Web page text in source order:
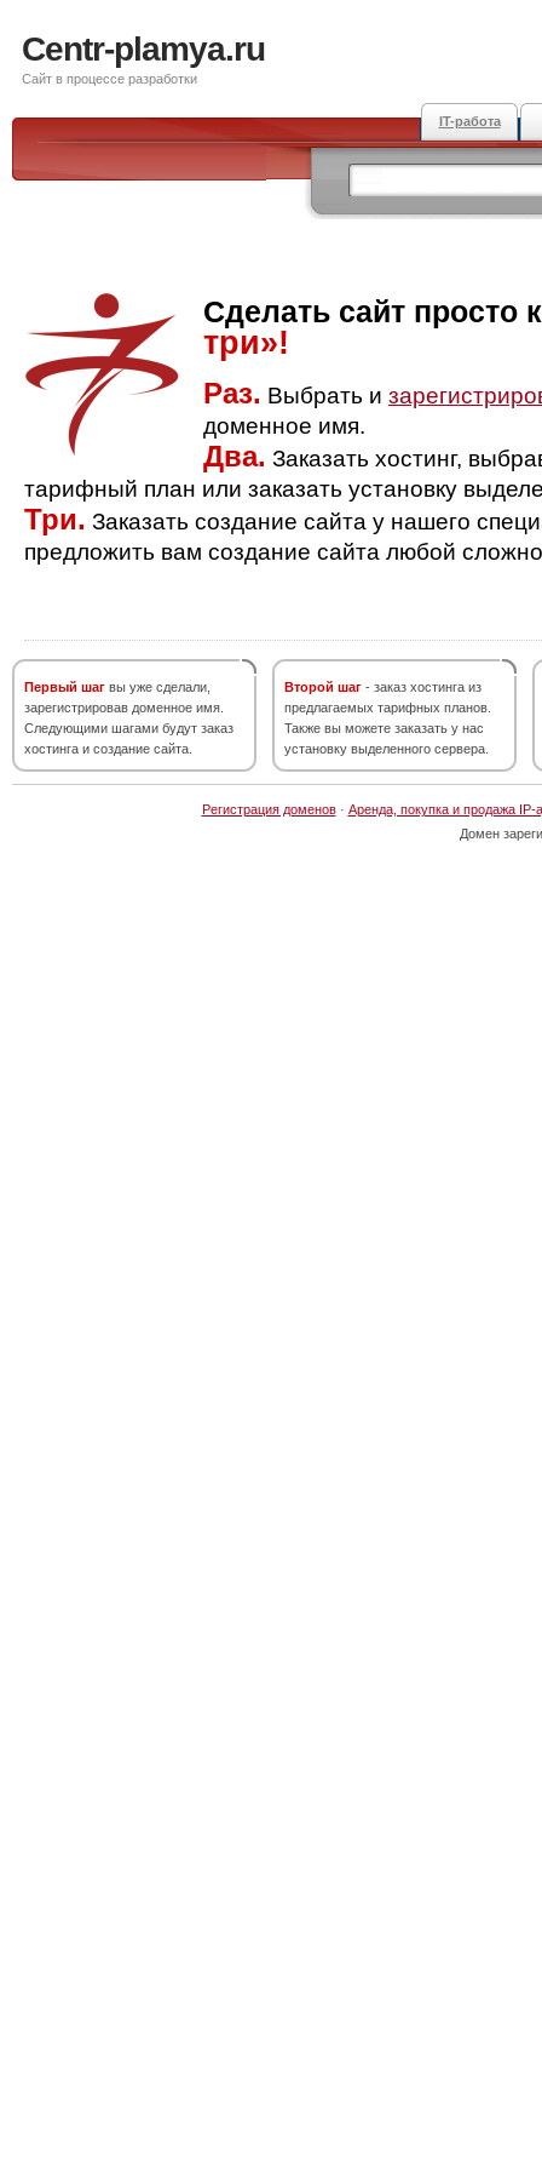
Centr-plamya.ru
Сайт в процессе разработки
IT-работа
Сделать сайт просто
три»!
Раз. Выбрать и
доменное имя.
Два. Заказать хостинг,
тарифный план или заказать установку
Три. Заказать создание сайта у нашего
предложить вам создание сайта любой
Первый шаг вы уже сделали,
зарегистрировав доменное имя.
Следующими шагами будут заказ
хостинга и создание сайта.
Второй шаг - заказ хостинга из
предлагаемых тарифных планов.
Также вы можете заказать у нас
установку выделенного сервера.
Регистрация доменов· Аренда, покупка и продажа IP-
Домен